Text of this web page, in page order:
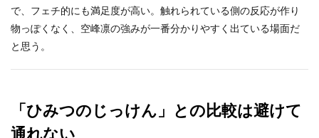
で、フェチ的にも満足度が高い。触れられている側の反応が作り
物っぽくなく、空峰凛の強みが一番分かりやすく出ている場面だ
と思う。
「ひみつのじっけん」との比較は避けて
通れない